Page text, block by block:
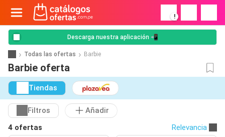
!
Descarga nuestra aplicación 📲
Todas las ofertas Barbie
Barbie oferta
Tiendas
Filtros
Añadir
4 ofertas
Relevancia